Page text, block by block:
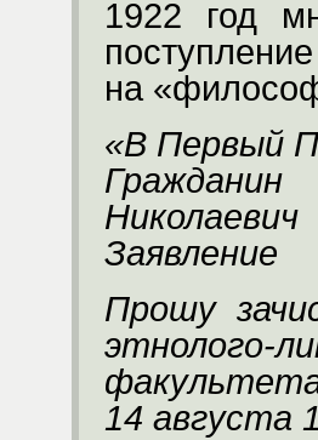
1922 год
на
«В Первый
Николаевич
Заявление
Прошу
этнолого-
14 августа